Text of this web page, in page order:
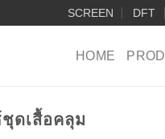
SCREEN DFT
HOME
ดเสื้อคลุม